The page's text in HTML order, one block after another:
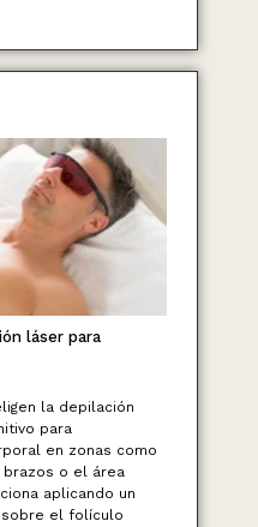
láser para
la depilación
para
en zonas como
o el área
aplicando un
el folículo